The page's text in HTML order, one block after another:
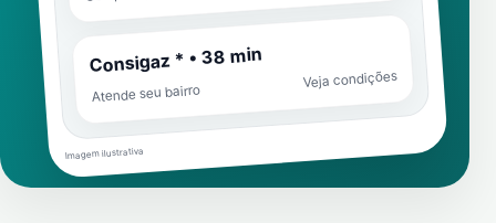
Consigaz * • 38 min
Atende seu bairro
Veja condições
Imagem ilustrativa